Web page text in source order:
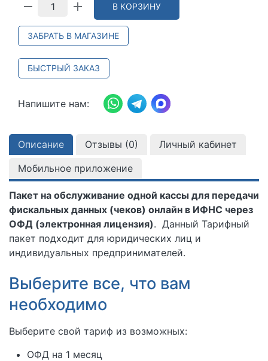
В КОРЗИНУ
ЗАБРАТЬ В МАГАЗИНЕ
БЫСТРЫЙ ЗАКАЗ
Напишите нам:
Описание Отзывы (0)
Личный кабинет
Мобильное приложение
Пакет на обслуживание одной кассы для передачи
фискальных данных (чеков) онлайн в ИФНС через
ОФД (электронная лицензия). Данный Тарифный
пакет подходит для юридических лиц и
индивидуальных предпринимателей.
Выберите все, что вам
необходимо
Выберите свой тариф из возможных:
ОФД на 1 месяц